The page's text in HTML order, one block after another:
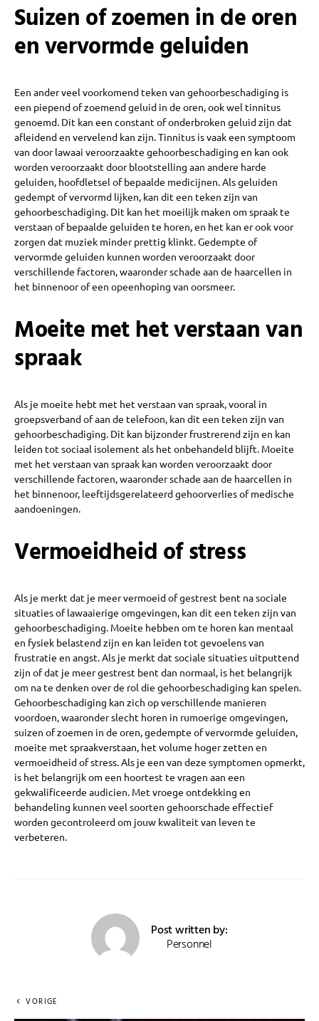
Suizen of zoemen in de oren
en vervormde geluiden
Een ander veel voorkomend teken van gehoorbeschadiging is
een piepend of zoemend geluid in de oren, ook wel tinnitus
genoemd. Dit kan een constant of onderbroken geluid zijn dat
afleidend en vervelend kan zijn. Tinnitus is vaak een symptoom
van door lawaai veroorzaakte gehoorbeschadiging en kan ook
worden veroorzaakt door blootstelling aan andere harde
geluiden, hoofdletsel of bepaalde medicijnen. Als geluiden
gedempt of vervormd lijken, kan dit een teken zijn van
gehoorbeschadiging. Dit kan het moeilijk maken om spraak te
verstaan of bepaalde geluiden te horen, en het kan er ook voor
zorgen dat muziek minder prettig klinkt. Gedempte of
vervormde geluiden kunnen worden veroorzaakt door
verschillende factoren, waaronder schade aan de haarcellen in
het binnenoor of een opeenhoping van oorsmeer.
Moeite met het verstaan van
spraak
Als je moeite hebt met het verstaan van spraak, vooral in
groepsverband of aan de telefoon, kan dit een teken zijn van
gehoorbeschadiging. Dit kan bijzonder frustrerend zijn en kan
leiden tot sociaal isolement als het onbehandeld blijft. Moeite
met het verstaan van spraak kan worden veroorzaakt door
verschillende factoren, waaronder schade aan de haarcellen in
het binnenoor, leeftijdsgerelateerd gehoorverlies of medische
aandoeningen.
Vermoeidheid of stress
Als je merkt dat je meer vermoeid of gestrest bent na sociale
situaties of lawaaierige omgevingen, kan dit een teken zijn van
gehoorbeschadiging. Moeite hebben om te horen kan mentaal
en fysiek belastend zijn en kan leiden tot gevoelens van
frustratie en angst. Als je merkt dat sociale situaties uitputtend
zijn of dat je meer gestrest bent dan normaal, is het belangrijk
om na te denken over de rol die gehoorbeschadiging kan spelen.
Gehoorbeschadiging kan zich op verschillende manieren
voordoen, waaronder slecht horen in rumoerige omgevingen,
suizen of zoemen in de oren, gedempte of vervormde geluiden,
moeite met spraakverstaan, het volume hoger zetten en
vermoeidheid of stress. Als je een van deze symptomen opmerkt,
is het belangrijk om een hoortest te vragen aan een
gekwalificeerde audicien. Met vroege ontdekking en
behandeling kunnen veel soorten gehoorschade effectief
worden gecontroleerd om jouw kwaliteit van leven te
verbeteren.
Post written by:
Personnel
VORIGE